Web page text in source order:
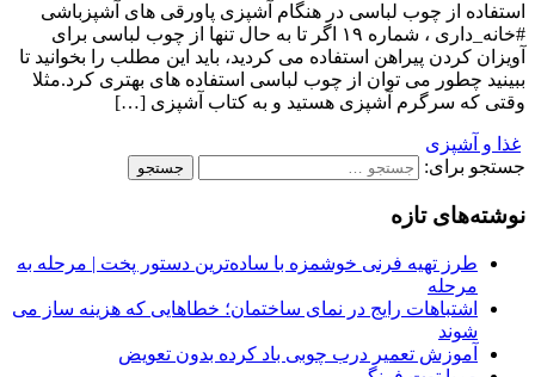
استفاده از چوب لباسی در هنگام آشپزی پاورقی های آشپزباشی
#خانه_داری ، شماره ۱۹ اگر تا به حال تنها از چوب لباسی برای
آویزان کردن پیراهن استفاده می کردید، باید این مطلب را بخوانید تا
ببینید چطور می توان از چوب لباسی استفاده های بهتری کرد.مثلا
وقتی که سرگرم آشپزی هستید و به کتاب آشپزی […]
غذا و آشپزی
جستجو برای:
نوشته‌های تازه
طرز تهیه فرنی خوشمزه با ساده‌ترین دستور پخت | مرحله به
مرحله
اشتباهات رایج در نمای ساختمان؛ خطاهایی که هزینه ساز می
شوند
آموزش تعمیر درب چوبی باد کرده بدون تعویض